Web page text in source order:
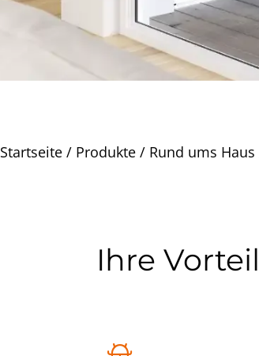
Startseite / Produkte / Rund ums Haus
Ihre